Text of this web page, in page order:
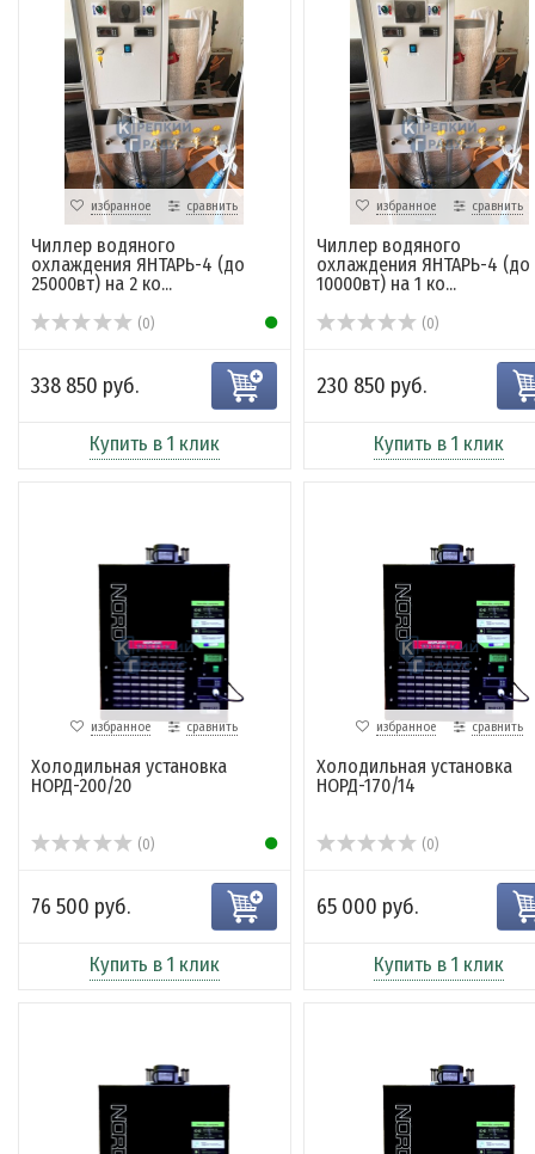
избранное сравнить
Чиллер водяного
охлаждения ЯНТАРЬ-4 (до
25000вт) на 2 ко...
(0)
338 850 руб.
Купить в 1 клик
избранное сравнить
Чиллер водяного
охлаждения ЯНТАРЬ-4 (до
10000вт) на 1 ко...
(0)
230 850 руб.
Купить в 1 клик
избранное сравнить
Холодильная установка
НОРД-200/20
(0)
76 500 руб.
Купить в 1 клик
избранное сравнить
Холодильная установка
НОРД-170/14
(0)
65 000 руб.
Купить в 1 клик